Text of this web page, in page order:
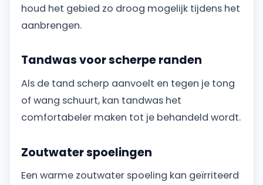
houd het gebied zo droog mogelijk tijdens het
aanbrengen.
Tandwas voor scherpe randen
Als de tand scherp aanvoelt en tegen je tong
of wang schuurt, kan tandwas het
comfortabeler maken tot je behandeld wordt.
Zoutwater spoelingen
Een warme zoutwater spoeling kan geïrriteerd